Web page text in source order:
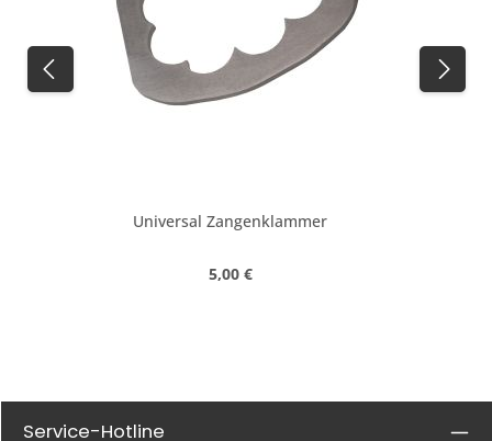
Universal Zangenklammer
Regulärer Preis:
5,00 €
Service-Hotline